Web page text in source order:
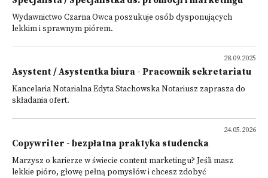
Wydawnictwo Czarna Owca poszukuje osób dysponujących
lekkim i sprawnym piórem.
28.09.2025
Asystent / Asystentka biura - Pracownik sekretariatu
Kancelaria Notarialna Edyta Stachowska Notariusz zaprasza do
składania ofert.
24.05.2026
Copywriter - bezpłatna praktyka studencka
Marzysz o karierze w świecie content marketingu? Jeśli masz
lekkie pióro, głowę pełną pomysłów i chcesz zdobyć